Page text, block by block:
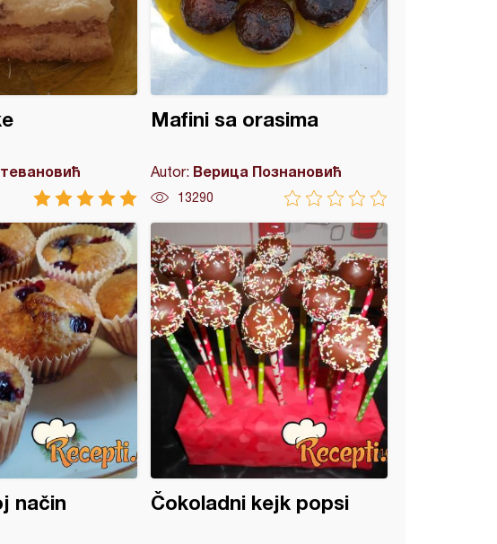
Mafini sa orasima
Autor: Верица Познановић
13290
način Čokoladni kejk popsi